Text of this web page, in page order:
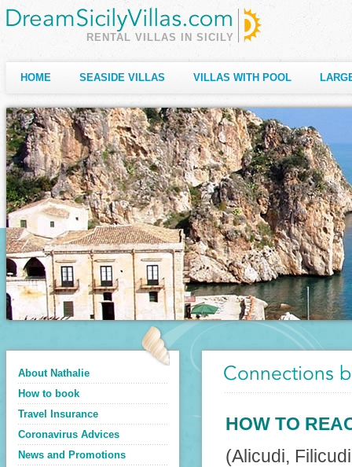
RENTAL VILLAS IN SICILY
HOME SEASIDE VILLAS VILLAS WITH POOL
About Nathalie
How to book
Travel Insurance
Coronavirus Advices
News and Promotions
Connections
HOW TO
(Alicudi,